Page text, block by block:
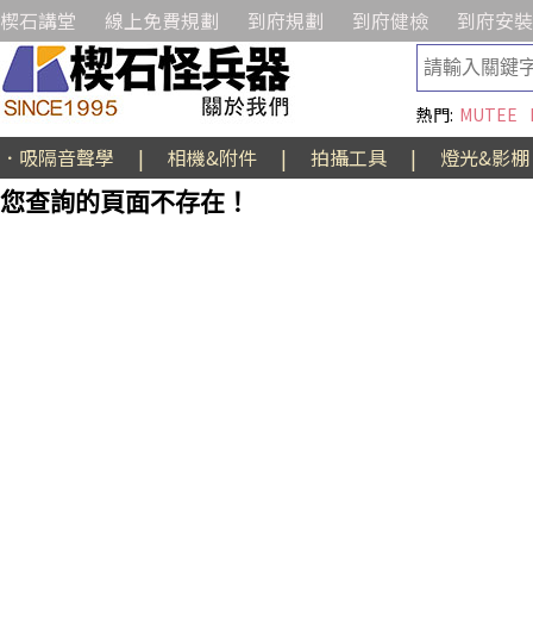
楔石講堂 線上免費規劃 到府規劃 到府健檢 到府安裝
熱門: MUTEE
．吸隔音聲學 | 相機&附件 | 拍攝工具 |
燈光&影棚
您查詢的頁面不存在！